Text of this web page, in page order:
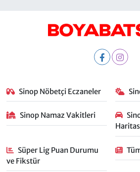
Sinop Nöbetçi Eczaneler
Sinop Namaz Vakitleri
Süper Lig Puan Durumu
ve Fikstür